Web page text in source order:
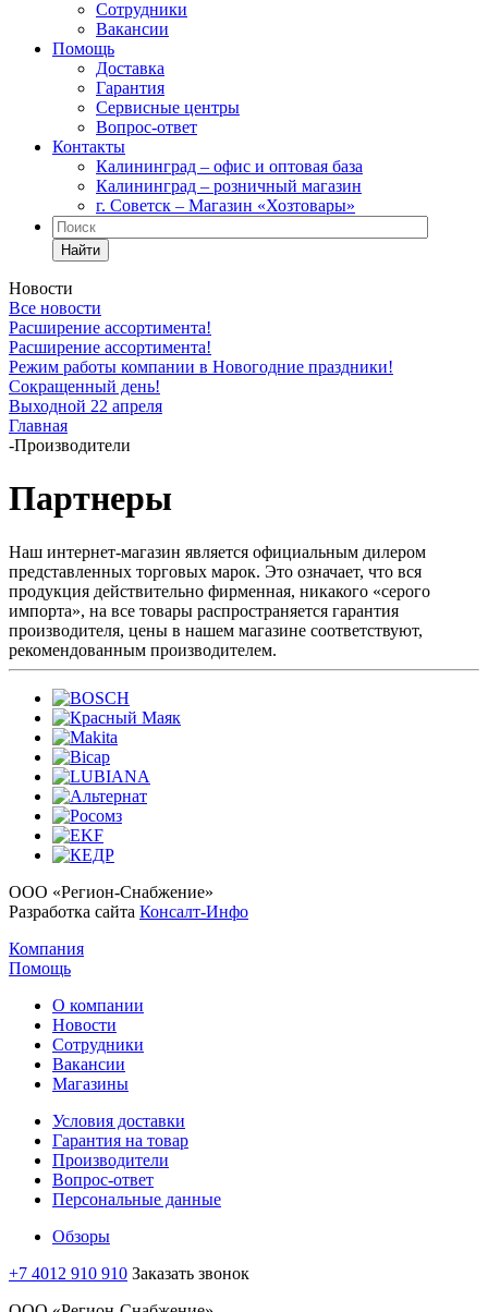
Сотрудники
Вакансии
Помощь
Доставка
Гарантия
Сервисные центры
Вопрос-ответ
Контакты
Калининград – офис и оптовая база
Калининград – розничный магазин
г. Советск – Магазин «Хозтовары»
Найти
Новости
Все новости
Расширение ассортимента!
Расширение ассортимента!
Режим работы компании в Новогодние праздники!
Сокращенный день!
Выходной 22 апреля
Главная
-Производители
Партнеры
Наш интернет-магазин является официальным дилером
представленных торговых марок. Это означает, что вся
продукция действительно фирменная, никакого «серого
импорта», на все товары распространяется гарантия
производителя, цены в нашем магазине соответствуют,
рекомендованным производителем.
ООО «Регион-Снабжение»
Разработка сайта Консалт-Инфо
Компания
Помощь
О компании
Новости
Сотрудники
Вакансии
Магазины
Условия доставки
Гарантия на товар
Производители
Вопрос-ответ
Персональные данные
Обзоры
+7 4012 910 910 Заказать звонок